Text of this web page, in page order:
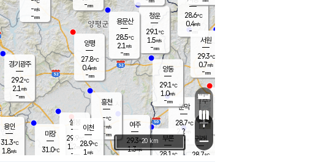
문막
28.7℃
2.2m/s
mm
부론
28.1 ℃
청운
29.1℃
1.5m/s
-mm
용인
31.3℃
1.8m/s
여주
29.3℃
1.3m/s
양동
29.1℃
1.0m/s
-mm
경기광주
29.2℃
2.1 m/s
-mm
-mm
-m/s
-mm
흥천
-℃
-m/s
-mm
마장
31.0℃
설봉
29.9
1.2 m/s
- mm
28.6℃
0.4m/s
- mm
귀래
28.7℃
서원
29.3℃
0.7m/s
-mm
용문산
28.5℃
2.1 m/s
-mm
이천
28.9℃
1 m/s
양평
27.8℃
0.4m/s
-mm
+
−
20 km